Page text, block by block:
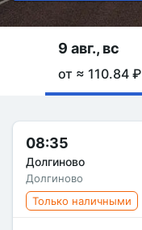
9 авг., вс
от ≈ 110.84 ₽
08:35
Долгиново
Долгиново
Только наличными